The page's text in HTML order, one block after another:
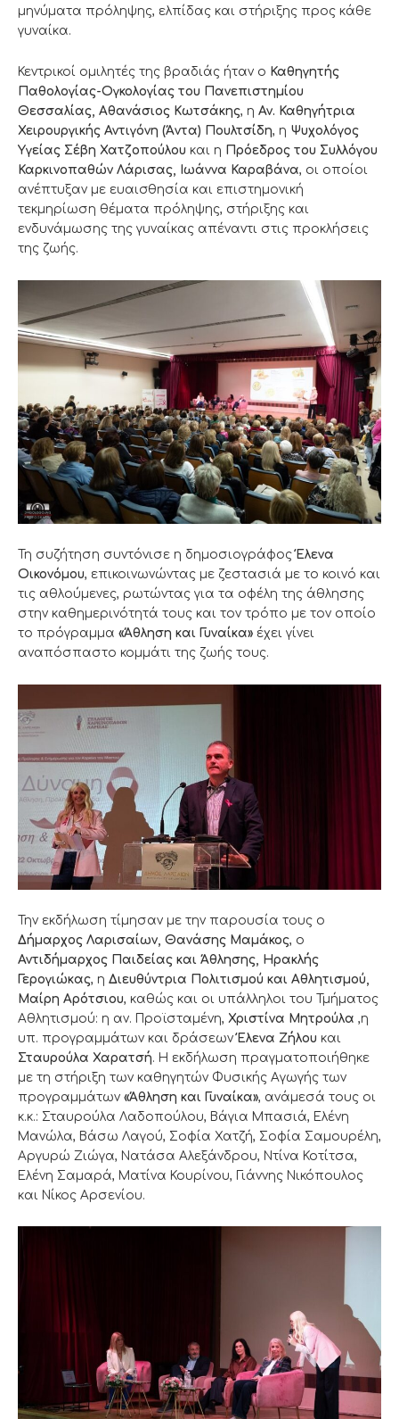
μηνύματα πρόληψης, ελπίδας και στήριξης προς κάθε
γυναίκα.
Κεντρικοί ομιλητές της βραδιάς ήταν ο Καθηγητής
Παθολογίας-Ογκολογίας του Πανεπιστημίου
Θεσσαλίας, Αθανάσιος Κωτσάκης, η Αν. Καθηγήτρια
Χειρουργικής Αντιγόνη (Άντα) Πουλτσίδη, η Ψυχολόγος
Υγείας Σέβη Χατζοπούλου και η Πρόεδρος του Συλλόγου
Καρκινοπαθών Λάρισας, Ιωάννα Καραβάνα, οι οποίοι
ανέπτυξαν με ευαισθησία και επιστημονική
τεκμηρίωση θέματα πρόληψης, στήριξης και
ενδυνάμωσης της γυναίκας απέναντι στις προκλήσεις
της ζωής.
Τη συζήτηση συντόνισε η δημοσιογράφοςΈλενα
Οικονόμου, επικοινωνώντας με ζεστασιά με το κοινό και
τις αθλούμενες, ρωτώντας για τα οφέλη της άθλησης
στην καθημερινότητά τους και τον τρόπο με τον οποίο
το πρόγραμμα «Άθληση και Γυναίκα» έχει γίνει
αναπόσπαστο κομμάτι της ζωής τους.
Την εκδήλωση τίμησαν με την παρουσία τους ο
Δήμαρχος Λαρισαίων, Θανάσης Μαμάκος, ο
Αντιδήμαρχος Παιδείας και Άθλησης, Ηρακλής
Γερογιώκας, η Διευθύντρια Πολιτισμού και Αθλητισμού,
Μαίρη Αρότσιου, καθώς και οι υπάλληλοι του Τμήματος
Αθλητισμού: η αν. Προϊσταμένη, Χριστίνα Μητρούλα ,η
υπ. προγραμμάτων και δράσεωνΈλενα Ζήλου και
Σταυρούλα Χαρατσή. Η εκδήλωση πραγματοποιήθηκε
με τη στήριξη των καθηγητών Φυσικής Αγωγής των
προγραμμάτων «Άθληση και Γυναίκα», ανάμεσά τους οι
κ.κ.: Σταυρούλα Λαδοπούλου, Βάγια Μπασιά, Ελένη
Μανώλα, Βάσω Λαγού, Σοφία Χατζή, Σοφία Σαμουρέλη,
Αργυρώ Ζιώγα, Νατάσα Αλεξάνδρου, Ντίνα Κοτίτσα,
Ελένη Σαμαρά, Ματίνα Κουρίνου, Γιάννης Νικόπουλος
και Νίκος Αρσενίου.